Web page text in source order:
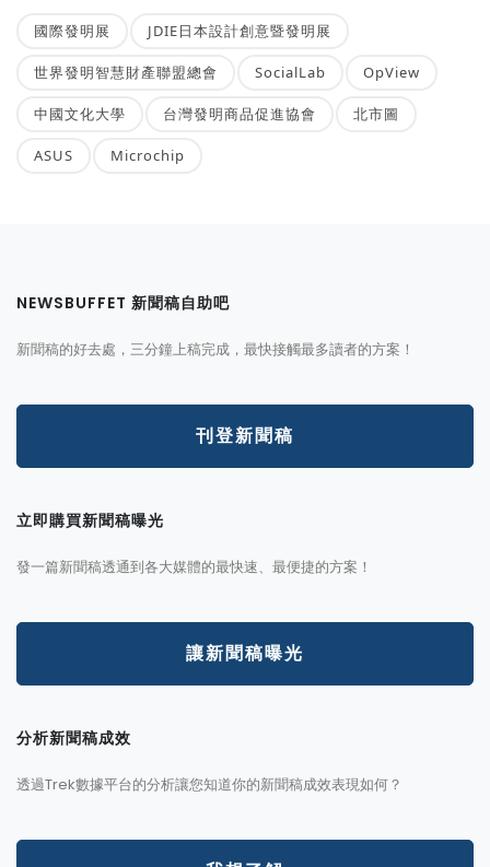
國際發明展 JDIE日本設計創意暨發明展
世界發明智慧財產聯盟總會 SocialLab OpView
中國文化大學 台灣發明商品促進協會 北市圖
ASUS Microchip
NEWSBUFFET 新聞稿自助吧
新聞稿的好去處，三分鐘上稿完成，最快接觸最多讀者的方案！
刊登新聞稿
立即購買新聞稿曝光
發一篇新聞稿透通到各大媒體的最快速、最便捷的方案！
讓新聞稿曝光
分析新聞稿成效
透過Trek數據平台的分析讓您知道你的新聞稿成效表現如何？